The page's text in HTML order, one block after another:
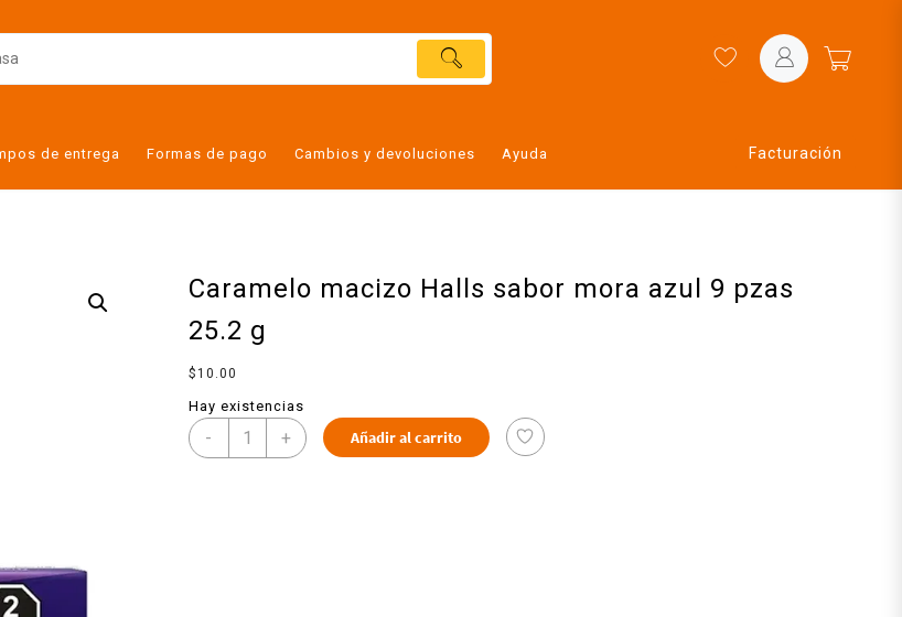
de entrega Formas de pago Cambios y devoluciones Ayuda Facturación
Caramelo macizo Halls sabor mora azul 9 pzas
25.2 g
$ 10.00
Hay existencias
- + Añadir al carrito